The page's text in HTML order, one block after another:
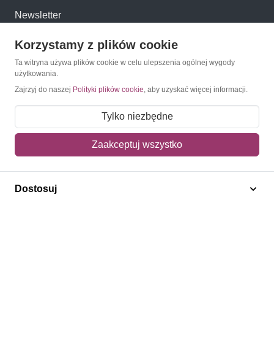
Newsletter
Konto
Moje konto
Moje zamówienia
Mój koszyk
Adres dostawy
Polecamy
Korzystamy z plików cookie
Ta witryna używa plików cookie w celu ulepszenia ogólnej wygody
użytkowania.
Zajrzyj do naszej Polityki plików cookie, aby uzyskać więcej informacji.
Tylko niezbędne
Zaakceptuj wszystko
Dostosuj